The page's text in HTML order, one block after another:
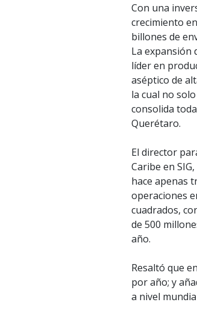
Con una
crecimiento
billones de
La expansión
líder en
aséptico de
la cual no
consolida
Querétaro.
El director
Caribe en
hace apenas
operaciones
cuadrados,
de 500
año.
Resaltó que
por año; y
a nivel